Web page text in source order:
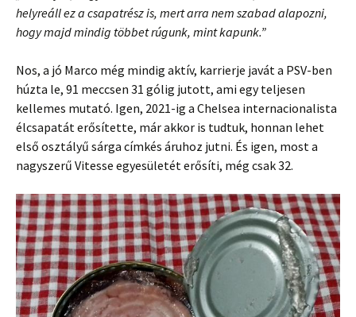
helyreáll ez a csapatrész is, mert arra nem szabad alapozni,
hogy majd mindig többet rúgunk, mint kapunk.”
Nos, a jó Marco még mindig aktív, karrierje javát a PSV-ben
húzta le, 91 meccsen 31 gólig jutott, ami egy teljesen
kellemes mutató. Igen, 2021-ig a Chelsea internacionalista
élcsapatát erősítette, már akkor is tudtuk, honnan lehet
első osztályű sárga címkés áruhoz jutni. És igen, most a
nagyszerű Vitesse egyesületét erősíti, még csak 32.